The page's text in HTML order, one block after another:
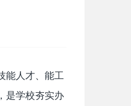
能人才、能工
是学校夯实办